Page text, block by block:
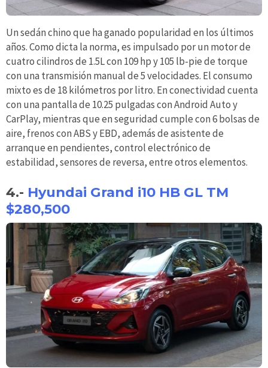
Un sedán chino que ha ganado popularidad en los últimos
años. Como dicta la norma, es impulsado por un motor de
cuatro cilindros de 1.5L con 109 hp y 105 lb-pie de torque
con una transmisión manual de 5 velocidades. El consumo
mixto es de 18 kilómetros por litro. En conectividad cuenta
con una pantalla de 10.25 pulgadas con Android Auto y
CarPlay, mientras que en seguridad cumple con 6 bolsas de
aire, frenos con ABS y EBD, además de asistente de
arranque en pendientes, control electrónico de
estabilidad, sensores de reversa, entre otros elementos.
4.- Hyundai Grand i10 HB GL TM
$280,500